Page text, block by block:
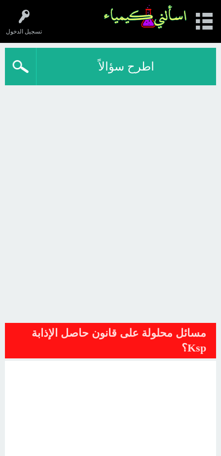
تسجيل الدخول
اطرح سؤالاً
مسائل محلولة على قانون حاصل الإذابة
Ksp؟